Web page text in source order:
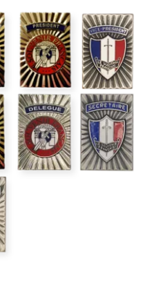
rectangulaire